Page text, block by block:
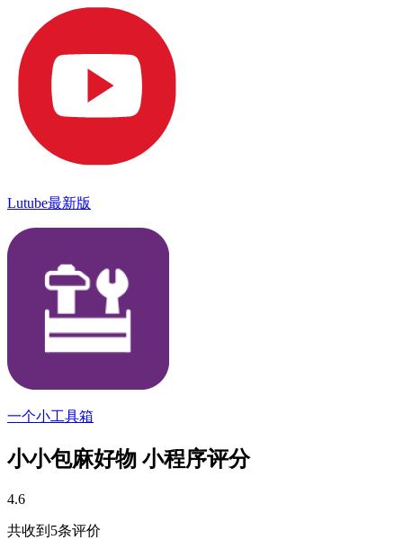
Lutube最新版
一个小工具箱
小小包麻好物 小程序评分
4.6
共收到5条评价